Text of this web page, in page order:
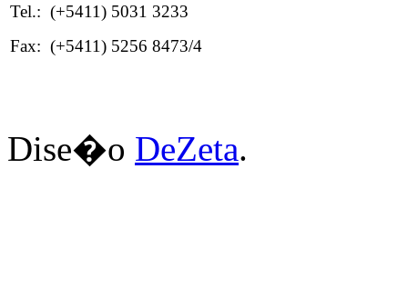
Tel.: (+5411) 5031 3233
Fax: (+5411) 5256 8473/4
Dise�o DeZeta.